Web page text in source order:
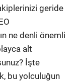
geride
ne denli önemli
alt
İşte
bu yolculuğun